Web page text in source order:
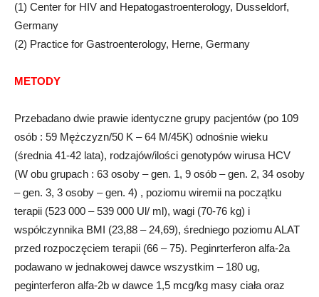
(1) Center for HIV and Hepatogastroenterology, Dusseldorf,
Germany
(2) Practice for Gastroenterology, Herne, Germany
METODY
Przebadano dwie prawie identyczne grupy pacjentów (po 109
osób : 59 Mężczyzn/50 K – 64 M/45K) odnośnie wieku
(średnia 41-42 lata), rodzajów/ilości genotypów wirusa HCV
(W obu grupach : 63 osoby – gen. 1, 9 osób – gen. 2, 34 osoby
– gen. 3, 3 osoby – gen. 4) , poziomu wiremii na początku
terapii (523 000 – 539 000 Ul/ ml), wagi (70-76 kg) i
współczynnika BMI (23,88 – 24,69), średniego poziomu ALAT
przed rozpoczęciem terapii (66 – 75). Peginrterferon alfa-2a
podawano w jednakowej dawce wszystkim – 180 ug,
peginterferon alfa-2b w dawce 1,5 mcg/kg masy ciała oraz